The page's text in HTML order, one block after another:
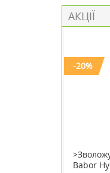
АКЦІЇ
-20%
Babor